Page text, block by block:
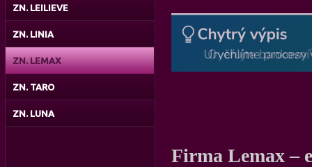
Firma Lemax –
ZN. LEILIEVE
ZN. LINIA
ZN. LEMAX
ZN. TARO
ZN. LUNA